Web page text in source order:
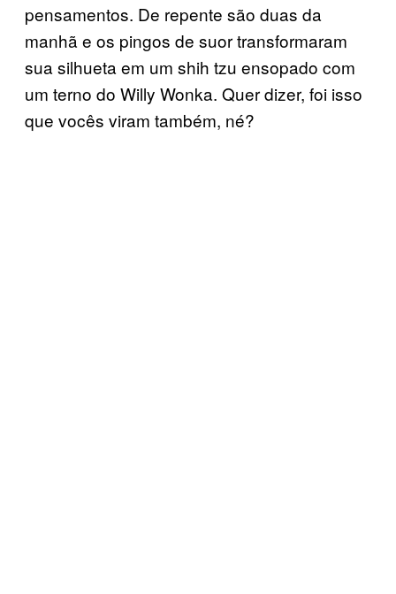
pensamentos. De repente são duas da
manhã e os pingos de suor transformaram
sua silhueta em um shih tzu ensopado com
um terno do Willy Wonka. Quer dizer, foi isso
que vocês viram também, né?